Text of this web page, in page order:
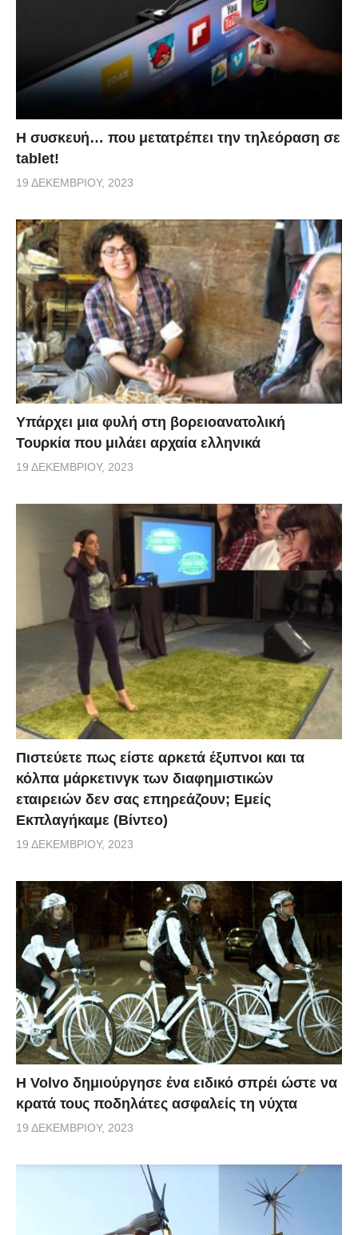
Η συσκευή… που μετατρέπει την τηλεόραση σε
tablet!
19 ΔΕΚΕΜΒΡΊΟΥ, 2023
Υπάρχει μια φυλή στη βορειοανατολική
Τουρκία που μιλάει αρχαία ελληνικά
19 ΔΕΚΕΜΒΡΊΟΥ, 2023
Πιστεύετε πως είστε αρκετά έξυπνοι και τα
κόλπα μάρκετινγκ των διαφημιστικών
εταιρειών δεν σας επηρεάζουν; Εμείς
Εκπλαγήκαμε (Βίντεο)
19 ΔΕΚΕΜΒΡΊΟΥ, 2023
Η Volvo δημιούργησε ένα ειδικό σπρέι ώστε να
κρατά τους ποδηλάτες ασφαλείς τη νύχτα
19 ΔΕΚΕΜΒΡΊΟΥ, 2023